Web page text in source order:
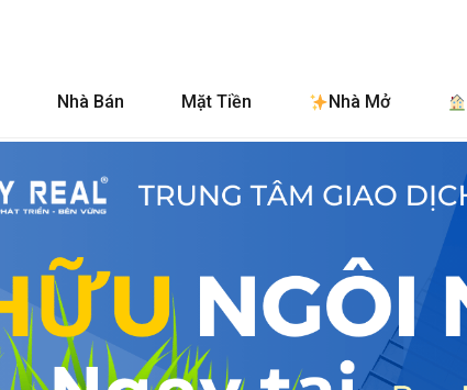
Nhà Bán Mặt Tiền Nhà Mở